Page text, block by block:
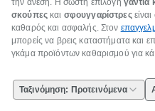
την άνεση. Η σωστή επιλογή γάντια
σκούπεςκαι σφουγγαρίστρες
καθαρός και ασφαλής. Στον
μπορείς να βρεις καταστήματα και
γκάμα προϊόντων καθαρισμού για
Ταξινόμηση: Προτεινόμενα